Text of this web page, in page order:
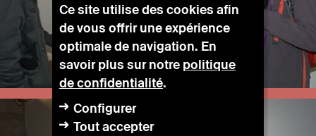
Ce site utilise des cookies afin
de vous offrir une expérience
optimale de navigation. En
savoir plus sur notre politique
de confidentialité.
Configurer
Tout accepter